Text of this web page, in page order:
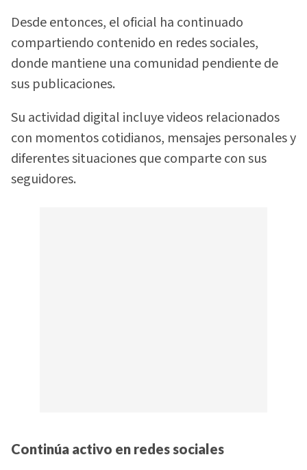
Desde entonces, el oficial ha continuado
compartiendo contenido en redes sociales,
donde mantiene una comunidad pendiente de
sus publicaciones.
Su actividad digital incluye videos relacionados
con momentos cotidianos, mensajes personales y
diferentes situaciones que comparte con sus
seguidores.
Continúa activo en redes sociales